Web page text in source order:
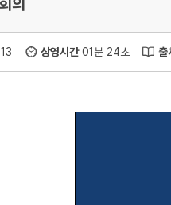
의
상영시간01분 24초 출